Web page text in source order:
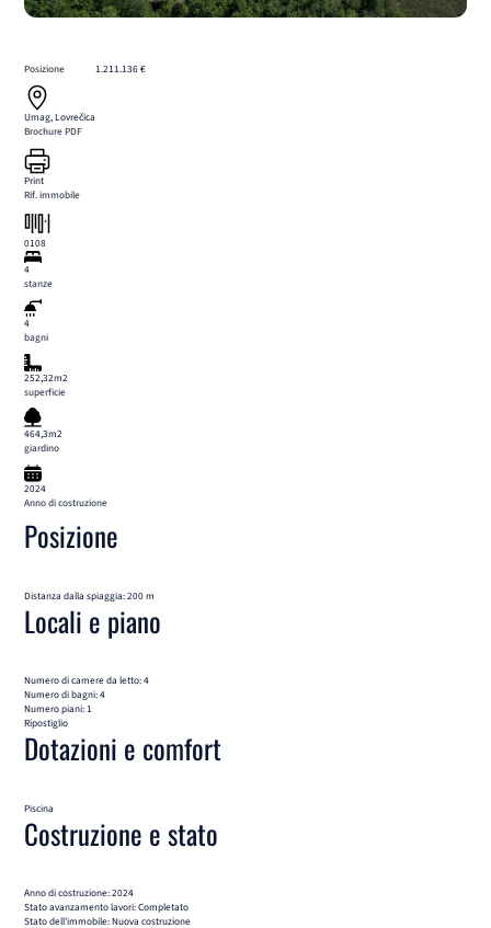
Posizione
Umag, Lovrečica
Brochure PDF
Print
Rif. immobile
0108
1.211.136 €
4
stanze
4
bagni
252,32m2
superficie
464,3m2
giardino
2024
Anno di costruzione
Posizione
Distanza dalla spiaggia: 200 m
Locali e piano
Numero di camere da letto: 4
Numero di bagni: 4
Numero piani: 1
Ripostiglio
Dotazioni e comfort
Piscina
Costruzione e stato
Anno di costruzione: 2024
Stato avanzamento lavori: Completato
Stato dell'immobile: Nuova costruzione